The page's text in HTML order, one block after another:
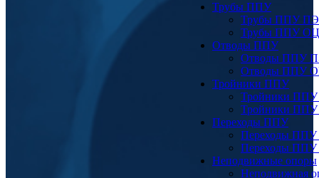
Трубы ППУ
Трубы ППУ ПЭ
Трубы ППУ ОЦ
Отводы ППУ
Отводы ППУ
Отводы ППУ
Тройники ППУ
Тройники
Тройники
Переходы ППУ
Переходы
Переходы
Неподвижные опоры
Неподвижная